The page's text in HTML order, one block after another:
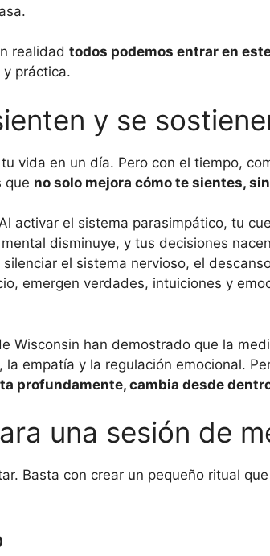
realidad todos podemos entrar en
práctica.
y se
vida en un día. Pero con el tiempo,
que no solo mejora cómo te sientes,
activar el sistema parasimpático, tu
disminuye, y tus decisiones
silenciar el sistema nervioso, el
emergen verdades, intuiciones y
Wisconsin han demostrado que la
empatía y la regulación emocional.
profundamente, cambia desde
una sesión de
Basta con crear un pequeño ritual